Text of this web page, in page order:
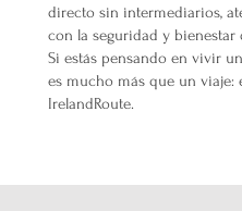
directo sin intermediarios,
con la seguridad y bienestar
Si estás pensando en vivir
es mucho más que un viaje:
IrelandRoute.